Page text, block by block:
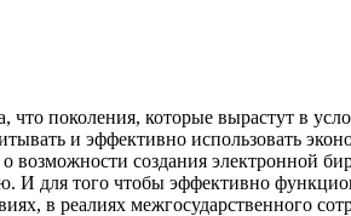
что поколения, которые вырастут в
и эффективно использовать
создания электронной
И для того чтобы эффективно
в реалиях межгосударственного